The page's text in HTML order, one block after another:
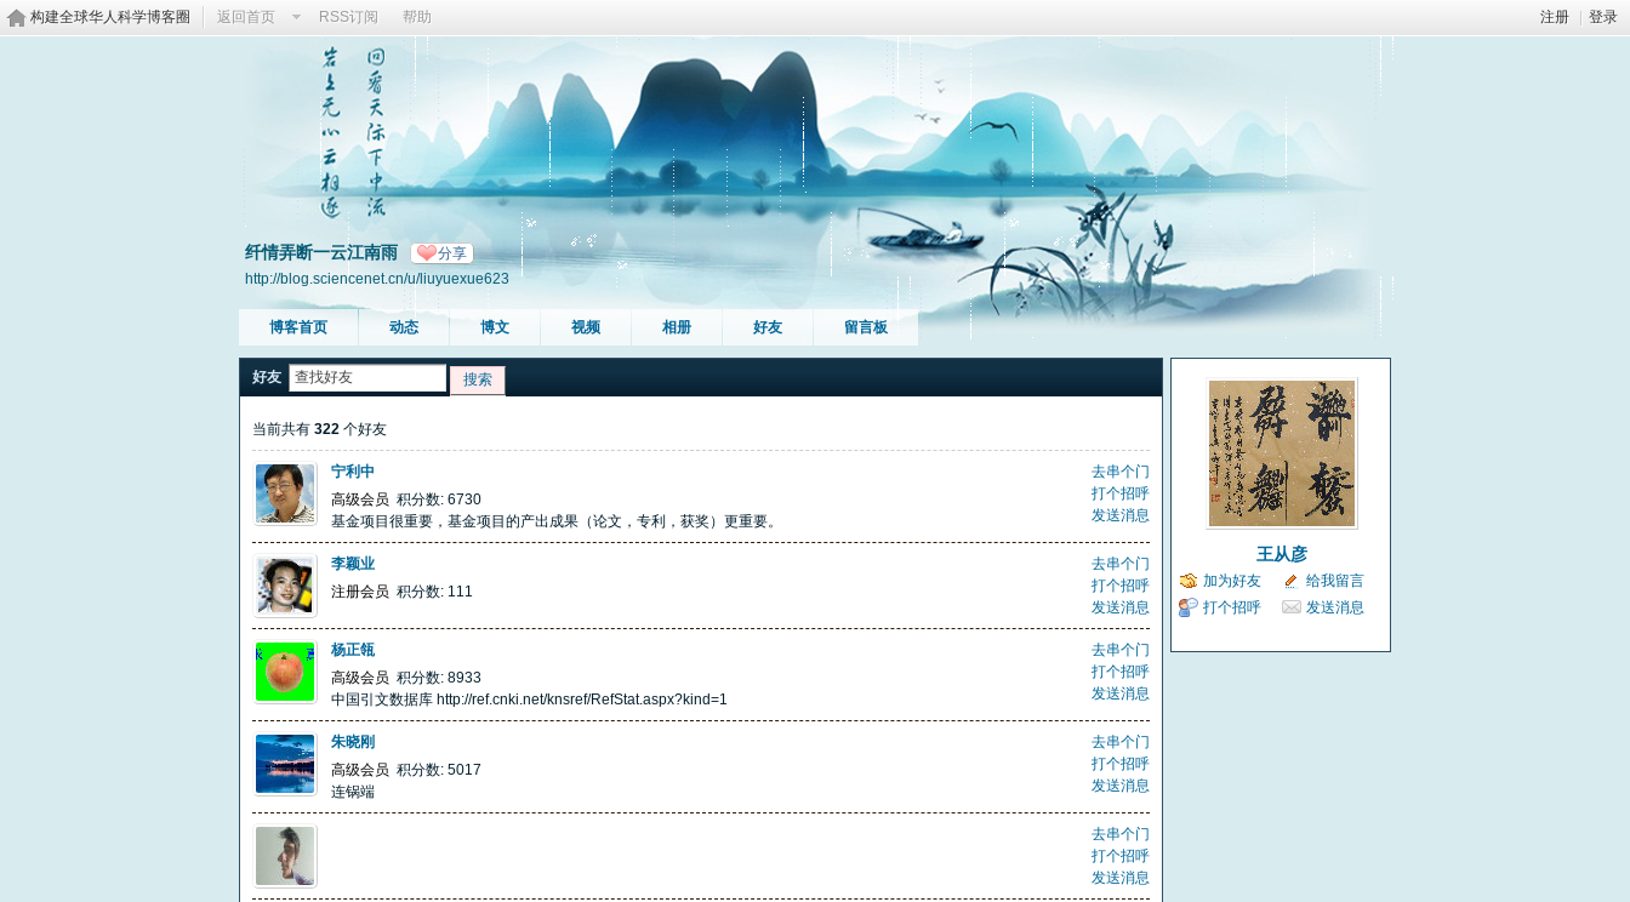
注册 登录
构建全球华人科学博客圈 返回首页 RSS订阅 帮助
纤情弄断一云江南雨 分享
http://blog.sciencenet.cn/u/liuyuexue623
博客首页 动态 博文 视频 相册 好友 留言板
好友 搜索
当前共有 322 个好友
去串个门
打个招呼
发送消息
宁利中
高级会员 积分数: 6730
基金项目很重要，基金项目的产出成果（论文，专利，获奖）更重要。
去串个门
打个招呼
发送消息
李颖业
注册会员 积分数: 111
去串个门
打个招呼
发送消息
杨正瓴
高级会员 积分数: 8933
中国引文数据库 http://ref.cnki.net/knsref/RefStat.aspx?kind=1
去串个门
打个招呼
发送消息
朱晓刚
高级会员 积分数: 5017
连锅端
去串个门
打个招呼
发送消息
王从彦
加为好友
给我留言
打个招呼
发送消息